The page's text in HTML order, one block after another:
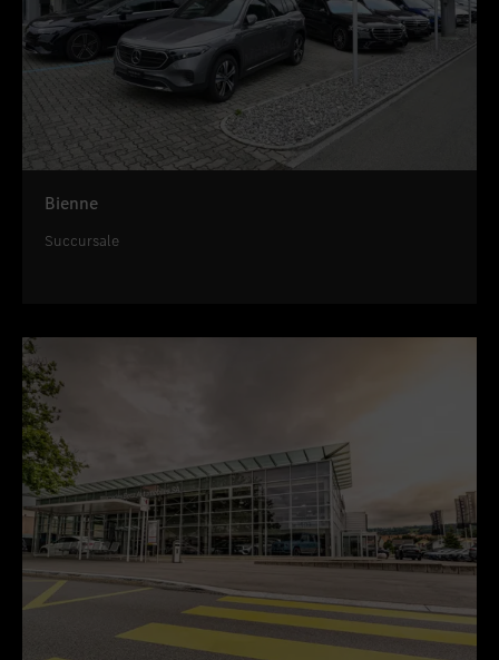
Bienne
Succursale